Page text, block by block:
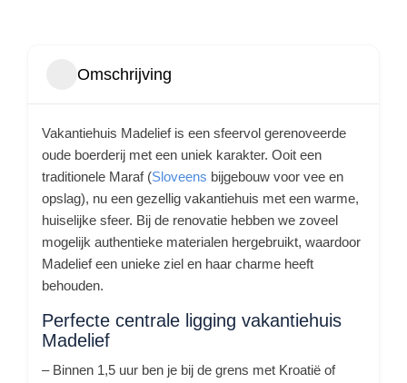
Omschrijving
Vakantiehuis Madelief is een sfeervol gerenoveerde
oude boerderij met een uniek karakter. Ooit een
traditionele Maraf (Sloveens bijgebouw voor vee en
opslag), nu een gezellig vakantiehuis met een warme,
huiselijke sfeer. Bij de renovatie hebben we zoveel
mogelijk authentieke materialen hergebruikt, waardoor
Madelief een unieke ziel en haar charme heeft
behouden.
Perfecte centrale ligging vakantiehuis
Madelief
– Binnen 1,5 uur ben je bij de grens met Kroatië of